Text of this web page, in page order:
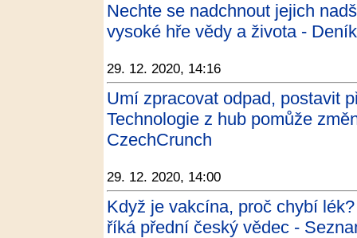
Nechte se nadchnout jejich
vysoké hře vědy a života -
29. 12. 2020, 14:16
Umí zpracovat odpad, postavit
Technologie z hub pomůže
CzechCrunch
29. 12. 2020, 14:00
Když je vakcína, proč chybí
říká přední český vědec -